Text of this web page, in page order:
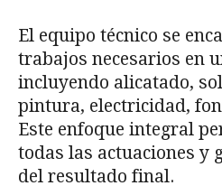
El equipo técnico se
trabajos necesarios en
incluyendo alicatado,
pintura, electricidad,
Este enfoque integral
todas las actuaciones y
del resultado final.